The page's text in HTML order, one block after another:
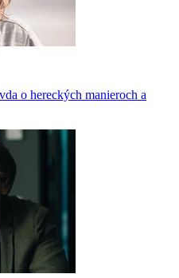
o hereckých manieroch a